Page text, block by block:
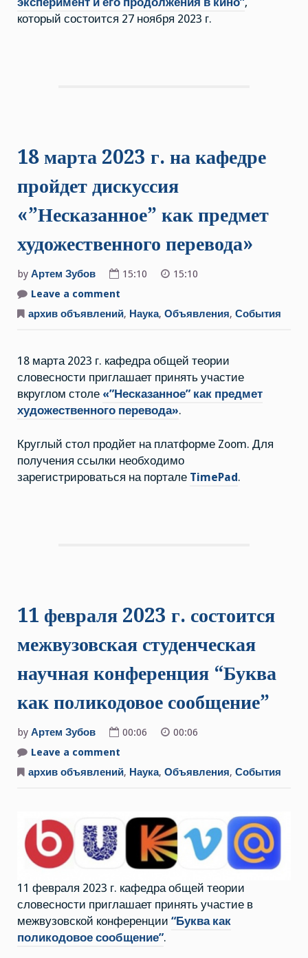
в
кино”
который состоится 27 ноября 2023 г.
18 марта 2023 г. на кафедре
пройдет дискуссия
«”Несказанное” как предмет
художественного перевода»
by Артем Зубов 15:10
15:10
Leave a comment
марта
2023
пройдет
дискуссия
«”Несказанное”
как
предмет
художественного
перевода»
архив объявлений, Наука, Объявления, События
18 марта 2023 г. кафедра общей теории
словесности приглашает принять участие
вкруглом столе «”Несказанное” как предмет
художественного перевода».
Круглый стол продйет на платформе Zoom. Для
получения ссылки необходимо
зарегистрироваться на портале TimePad.
11 февраля 2023 г. состоится
межвузовская студенческая
научная конференция “Буква
как поликодовое сообщение”
by Артем Зубов 00:06
00:06
Leave a comment
февраля
2023
студенческая
научная
конференция
“Буква
как
поликодовое
архив объявлений, Наука, Объявления, События
11 февраля 2023 г. кафедра общей теории
словесности приглашает принять участие в
межвузовской конференции “Буква как
поликодовое сообщение”.